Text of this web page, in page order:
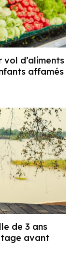
vol d’aliments
affamés
de 3 ans
avant